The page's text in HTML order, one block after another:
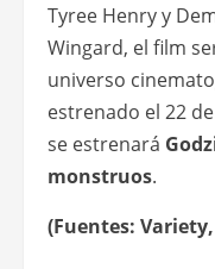
Tyree Henry y
Wingard, el film
universo
estrenado el 22
se estrenará
monstruos.
(Fuentes: